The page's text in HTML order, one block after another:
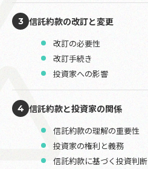
3 信託約款の改訂と変更
改訂の必要性
改訂手続き
投資家への影響
4 信託約款と投資家の関係
信託約款の理解の重要性
投資家の権利と義務
信託約款に基づく投資判断